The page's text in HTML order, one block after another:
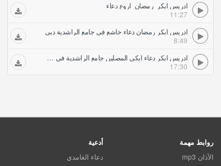
ادريس ابكر رمضان اروع دعاء
11:27
ادريس ابكر رمضان دعاء خاشع في جامع الراشدية دبي
8:49
ادريس ابكر دعاء ابكى المصلين جامع الراشدية في دبي رمضان
17:30
روابط مهمة
الأذان mp3
أدعية
دعاء الغامدي